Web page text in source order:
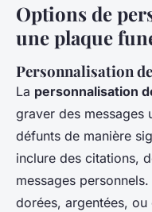
Options de
une plaque
Personnalisation
La personnalisation
graver des messages
défunts de manière
inclure des citations,
messages
dorées, argentées,